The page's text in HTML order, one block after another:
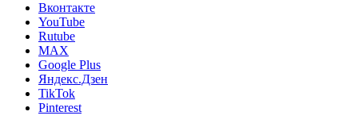
Вконтакте
YouTube
Rutube
MAX
Google Plus
Яндекс.Дзен
TikTok
Pinterest